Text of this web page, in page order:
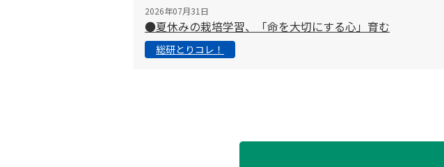
2026年07月31日
●夏休みの栽培学習、「命を大切にする心」育む
総研とりコレ！